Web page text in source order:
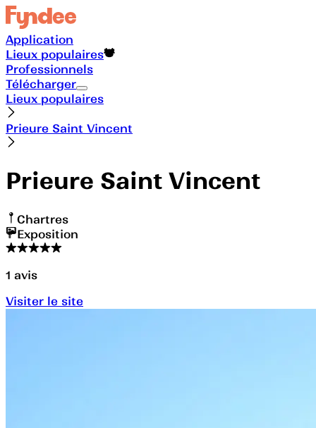
Application
Lieux populaires
Professionnels
Télécharger
Lieux populaires
Prieure Saint Vincent
Prieure Saint Vincent
Chartres
Exposition
1 avis
Visiter le site